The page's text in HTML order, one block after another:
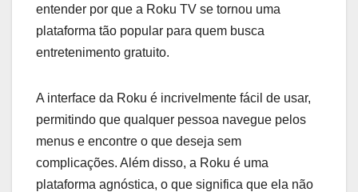
entender por que a Roku TV se tornou uma
plataforma tão popular para quem busca
entretenimento gratuito.
A interface da Roku é incrivelmente fácil de usar,
permitindo que qualquer pessoa navegue pelos
menus e encontre o que deseja sem
complicações. Além disso, a Roku é uma
plataforma agnóstica, o que significa que ela não